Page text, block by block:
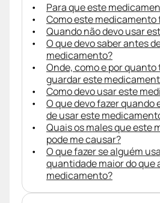
Para que este
Como este
Quando não devo usar
O que devo saber antes
medicamento?
Onde, como e por quanto
guardar este
Como devo usar este
O que devo fazer quando
de usar este
Quais os males que este
pode me causar?
O que fazer se alguém
quantidade maior do que
medicamento?